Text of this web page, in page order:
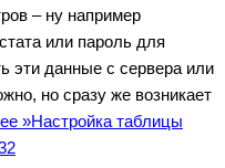
– ну например
или пароль для
эти данные с сервера или
но сразу же возникает
»Настройка таблицы